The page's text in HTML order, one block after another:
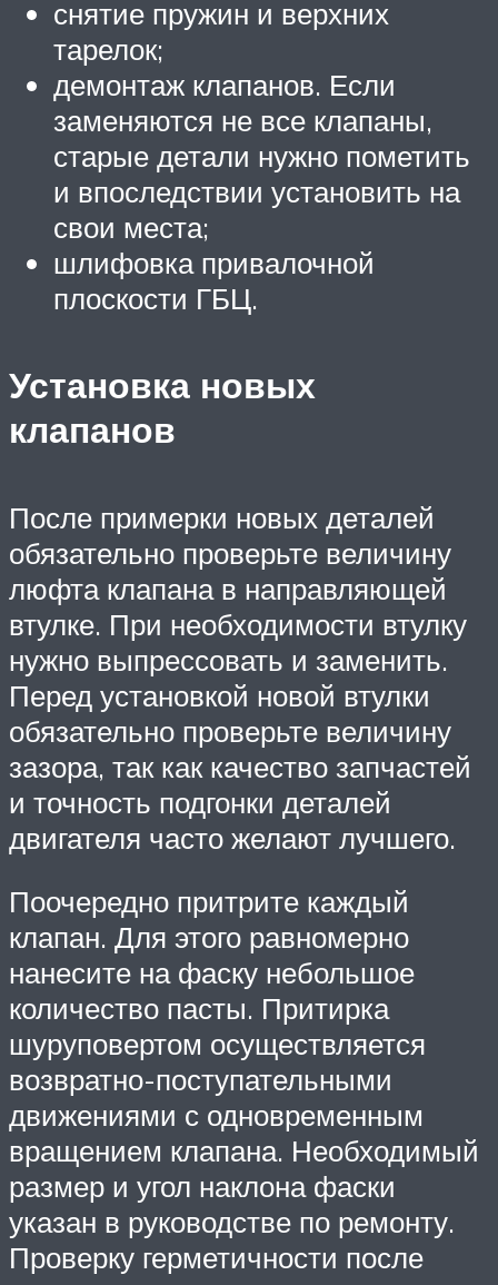
снятие пружин и верхних
тарелок;
демонтаж клапанов. Если
заменяются не все клапаны,
старые детали нужно пометить
и впоследствии установить на
свои места;
шлифовка привалочной
плоскости ГБЦ.
Установка новых
клапанов
После примерки новых деталей
обязательно проверьте величину
люфта клапана в направляющей
втулке. При необходимости втулку
нужно выпрессовать и заменить.
Перед установкой новой втулки
обязательно проверьте величину
зазора, так как качество запчастей
и точность подгонки деталей
двигателя часто желают лучшего.
Поочередно притрите каждый
клапан. Для этого равномерно
нанесите на фаску небольшое
количество пасты. Притирка
шуруповертом осуществляется
возвратно-поступательными
движениями с одновременным
вращением клапана. Необходимый
размер и угол наклона фаски
указан в руководстве по ремонту.
Проверку герметичности после